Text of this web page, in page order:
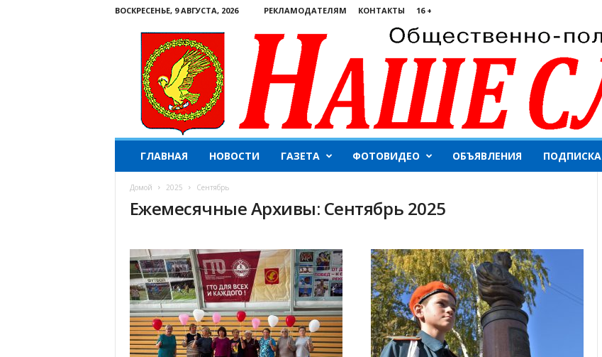
ВОСКРЕСЕНЬЕ, 9 АВГУСТА, 2026 РЕКЛАМОДАТЕЛЯМ КОНТАКТЫ 16 +
ш
ГЛАВНАЯ НОВОСТИ ГАЗЕТА ФОТОВИДЕО ОБЪЯВЛЕНИЯ ПОДПИСКА
Домой 2025 Сентябрь
Ежемесячные Архивы: Сентябрь 2025